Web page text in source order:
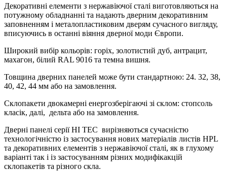
Декоративні елементи з нержавіючої сталі виготовляються на
потужному обладнанні та надають дверним декоративним
заповненням і металопластиковим дверям сучасного вигляду,
вписуючись в останні віяння дверної моди Європи.
Широкий вибір кольорів: горіх, золотистий дуб, антрацит,
махагон, білий RAL 9016 та темна вишня.
Товщина дверних панелей може бути стандартною: 24. 32, 38,
40, 42, 44 мм або на замовлення.
Склопакети двокамерні енергозберігаючі зі склом: стопсоль
класік, далі, дельта або на замовлення.
Дверні панелі серії HI TEC вирізняються сучасністю
технологічністю із застосування нових матеріалів листів HPL
та декоративних елементів з нержавіючої сталі, як в глухому
варіанті так і із застосуванням різних модифікакцій
склопакетів та різного скла.